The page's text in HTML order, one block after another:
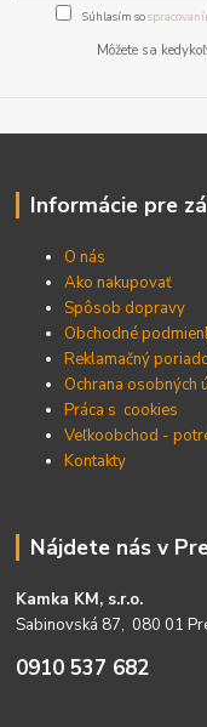
Súhlasím so
Môžete sa
Informácie pre
O nás
Ako nakupovať
Spôsob dopravy
Obchodné
Reklamačný
Ochrana osobných
Práca s cookies
Veľkoobchod -
Kontakty
Nájdete nás v
Kamka KM, s.r.o.
Sabinovská 87, 080 01
0910 537 682